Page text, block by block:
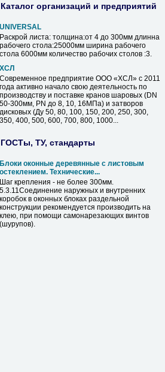
Каталог организаций и предприятий
UNIVERSAL
Раскрой листа: толщина:от 4 до 300мм длинна
рабочего стола:25000мм ширина рабочего
стола 6000мм количество рабочих столов :3.
ХСЛ
Современное предприятие ООО «ХСЛ» с 2011
года активно начало свою деятельность по
производству и поставке кранов шаровых (DN
50-300мм, PN до 8, 10, 16МПа) и затворов
дисковых (Ду 50, 80, 100, 150, 200, 250, 300,
350, 400, 500, 600, 700, 800, 1000...
ГОСТы, ТУ, стандарты
Блоки оконные деревянные с листовым
остеклением. Технические...
Шаг крепления - не более 300мм.
5.3.11Соединение наружных и внутренних
коробок в оконных блоках раздельной
конструкции рекомендуется производить на
клею, при помощи самонарезающих винтов
(шурупов).